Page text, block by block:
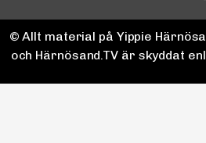
© Allt material på Yippie
och Härnösand.TV är skyddat